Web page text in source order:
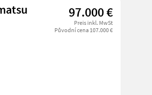
97.000 €
Preis inkl. MwSt
Původní cena 107.000 €